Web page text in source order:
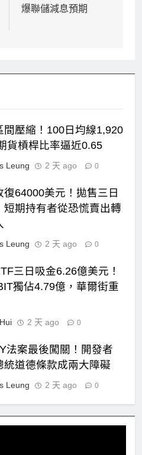
爆聯儲減息預期
間壓縮！100日均線1,920
貨槓桿比率逼近0.65
Leung 2 天 ago 0
復64000美元！拋售三日
短期持有者從恐慌賣出轉
Leung 2 天 ago 0
三日吸金6.26億美元！
獨佔4.79億，華爾街重
2 天 ago 0
法案最後闖關！開發者
統道德條款成兩大障礙
Leung 2 天 ago 0